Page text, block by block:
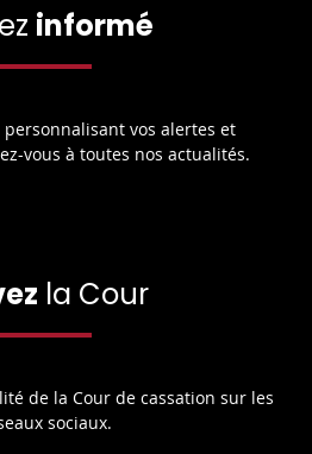
informé
vos alertes et
vous à toutes nos actualités.
la Cour
de la Cour de cassation sur les
sociaux.